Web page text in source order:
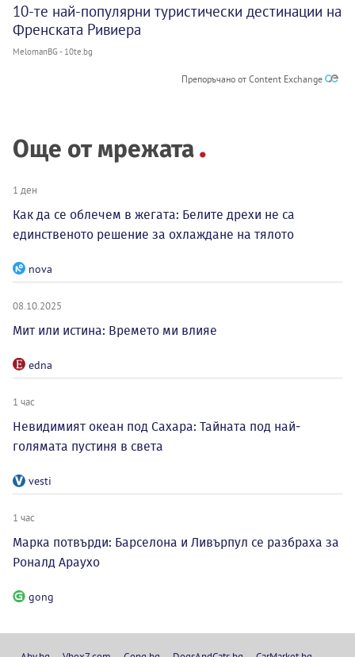
10-те най-популярни туристически дестинации на
Френската Ривиера
MelomanBG - 10te.bg
Препоръчано от Content Exchange
Още от мрежата
1 ден
Как да се облечем в жегата: Белите дрехи не са
единственото решение за охлаждане на тялото
nova
08.10.2025
Мит или истина: Времето ми влияе
edna
1 час
Невидимият океан под Сахара: Тайната под най-
голямата пустиня в света
vesti
1 час
Марка потвърди: Барселона и Ливърпул се разбраха за
Роналд Араухо
gong